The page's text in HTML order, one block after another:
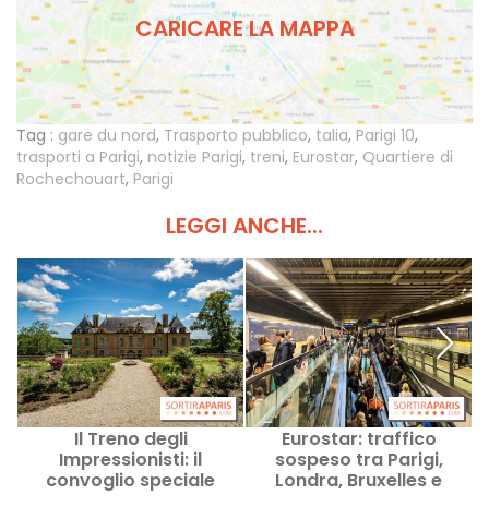
CARICARE LA MAPPA
Tag : gare du nord, Trasporto pubblico, talia, Parigi 10,
trasporti a Parigi, notizie Parigi, treni, Eurostar, Quartiere di
Rochechouart, Parigi
LEGGI ANCHE...
Il Treno degli
Impressionisti: il
convoglio speciale
Eurostar: traffico
sospeso tra Parigi,
Londra, Bruxelles e